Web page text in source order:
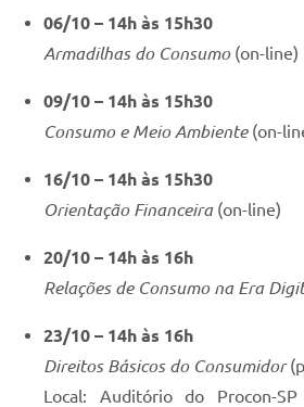
06/10 – 14h às 15h30
Armadilhas do Consumo(on-line)
09/10 – 14h às 15h30
Consumo e Meio Ambiente(on-
16/10 – 14h às 15h30
Orientação Financeira(on-line)
20/10 – 14h às 16h
Relações de Consumo na Era
23/10 – 14h às 16h
Direitos Básicos do Consumidor
Local: Auditório do Procon-